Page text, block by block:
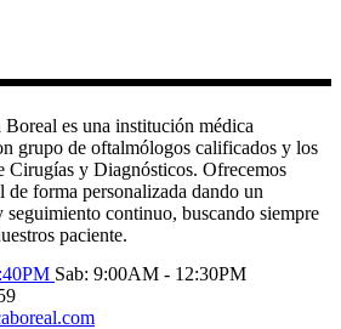
es una institución médica
grupo de oftalmólogos calificados y los
Cirugías y Diagnósticos. Ofrecemos
de forma personalizada dando un
continuo, buscando siempre
paciente.
Sab: 9:00AM - 12:30PM